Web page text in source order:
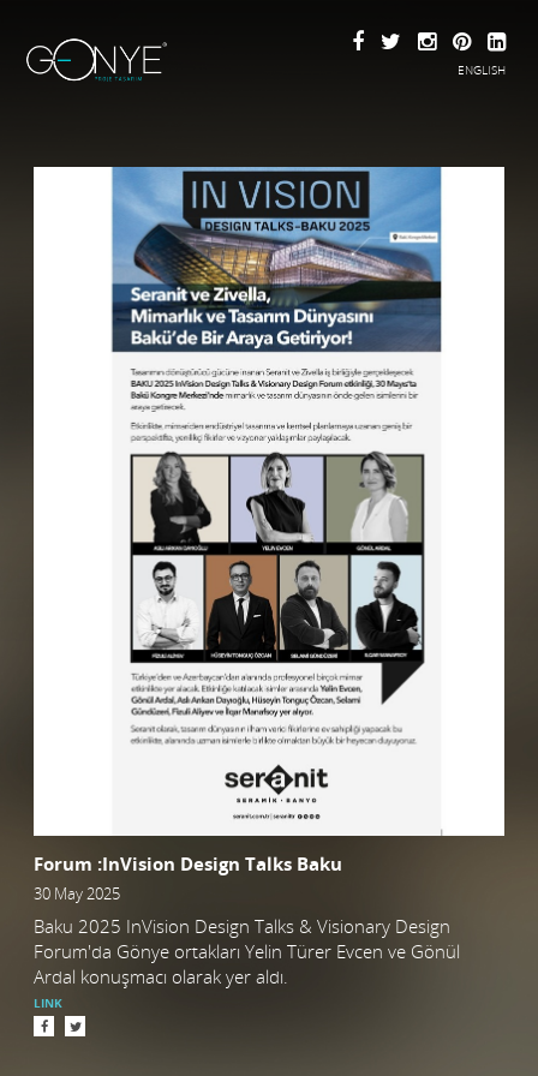
ENGLISH
Forum :InVision Design Talks Baku
30 May 2025
Baku 2025 InVision Design Talks & Visionary Design
Forum'da Gönye ortakları Yelin Türer Evcen ve Gönül
Ardal konuşmacı olarak yer aldı.
LINK